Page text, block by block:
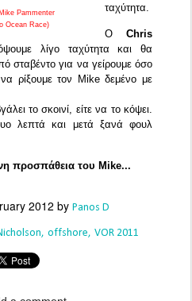
Pammenter
Ocean Race)
ταχύτητα.
Ο Chris
λίγο ταχύτητα και θα
σταβέντο για να γείρουμε όσο
ρίξουμε τον Mike δεμένο με
το σκοινί, είτε να το κόψει.
λεπτά και μετά ξανά φουλ
προσπάθεια του Mike...
2012 by Panos D
offshore VOR 2011